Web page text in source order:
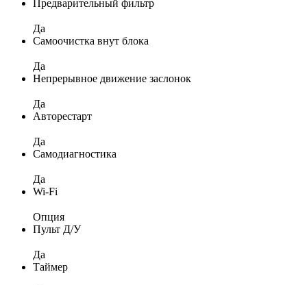
Предварительный фильтр
Да
Самоочистка внут блока
Да
Непрерывное движение заслонок
Да
Авторестарт
Да
Самодиагностика
Да
Wi-Fi
Опция
Пульт Д/У
Да
Таймер